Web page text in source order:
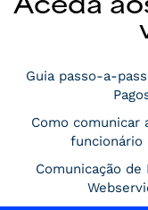
Aceda
Guia passo-a-
Como comunicar
funcionário
Comunicação